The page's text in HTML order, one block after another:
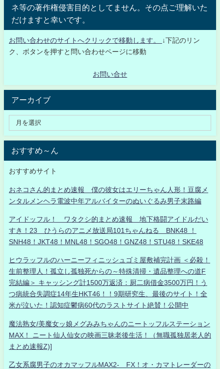
ネ等の著作権侵害目的としてません。その点ご理解いた
だけますと幸いです。
お問い合わせのサイトへクリックで移動します。
↓下記のリン
ク、ボタンを押すと問い合わせページに移動
お問い合せ
アーカイブ
おすすめ～ん
おすすめサイト
おネコさん的まとめ速報 僕の彼女はエリーちゃん人形！豆腐メ
ンタルメンヘラ電波中年アルバイターのぬいぐるみ男子末路編
アイドッフル！ ワタクシ的まとめ速報 地下格闘アイドルだい
すき！23 ひうらのアニメ放送局101ちゃんねる BNK48 ！
SNH48！JKT48！MNL48！SGO48！GNZ48！STU48！SKE48
ヒウラッフルのハーニーフィニッシュゴミ屋敷補完計画 ＜必殺！
生前整理人！孤立し孤独死からの～特殊清掃・遺品整理への道F
完結編＞ キャッシング計1500万返済：厨二病借金3500万円！う
つ病統合失調症14年生HKT46！！9期研究生、最後のサイト！全
米が泣いた！認知症鬱病60代のラストサイト絶賛！公開中
魔法熟女/美魔女ッ娘メグみみちゃんのニートッフルステーション
MAX！ ニート仙人仙女の映画三昧老後生活！（無職孤独居老人的
まとめ速報Z)]
乙女系腐男子のオカマッフルMAX2- FX！オ・カマトレーダーの